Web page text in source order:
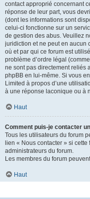
contact approprié concernant
réponse de leur part, vous
(dont les informations sont
celui-ci fonctionne sur un
de gestion des abus. Veuillez
juridiction et ne peut en aucun
où et par qui ce forum est
problème d’ordre légal
ne sont pas directement reliés
phpBB en lui-même. Si vous
Limited à propos d’une
à une réponse laconique ou à
Haut
Comment puis-je contacter
Tous les utilisateurs du forum
lien « Nous contacter » si
administrateurs du forum.
Les membres du forum
Haut